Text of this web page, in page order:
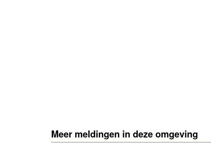
Meer meldingen in deze omgeving